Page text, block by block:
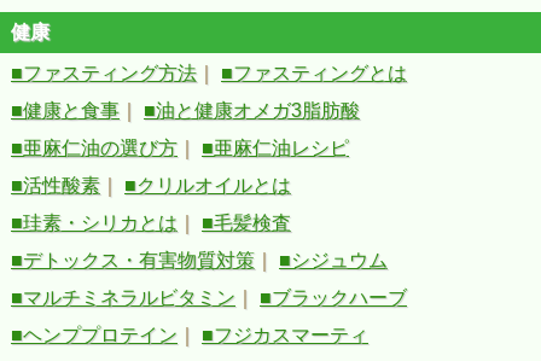
健康
■ファスティング方法
■ファスティングとは
■健康と食事
■油と健康オメガ3脂肪酸
■亜麻仁油の選び方
■亜麻仁油レシピ
■活性酸素
■クリルオイルとは
■珪素・シリカとは
■毛髪検査
■デトックス・有害物質対策
■シジュウム
■マルチミネラルビタミン
■ブラックハーブ
■ヘンププロテイン
■フジカスマーティ